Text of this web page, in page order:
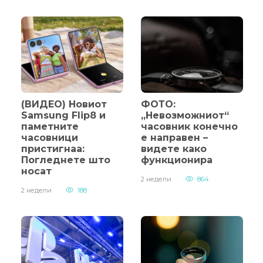
вашите компјутери
1 недела 724
(ВИДЕО) Додека графичките
картички стануваат поскапи,
Nvidia прави декови – погледнете
што смислија сега
1 недела 673
(ВИДЕО) Новиот
Samsung Flip8 и
паметните
часовници
пристигнаа:
Погледнете што
носат
2 недели 188
ФОТО:
„Невозможниот“
часовник конечно
е направен –
видете како
функционира
2 недели 864